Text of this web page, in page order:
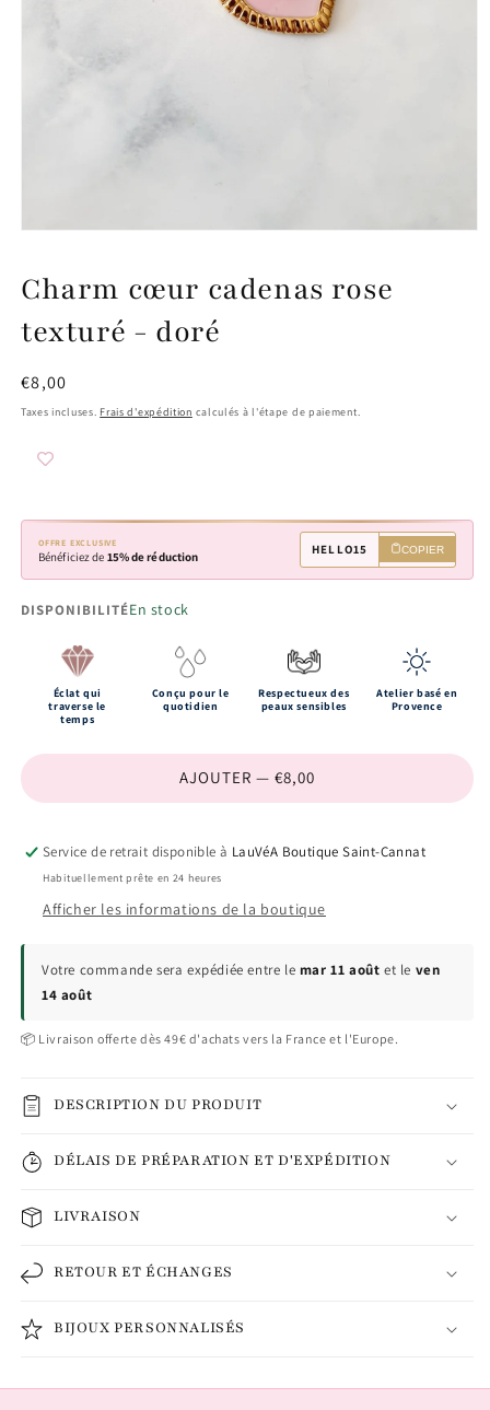
1
dans
fenêtre
Charm cœur cadenas rose
texturé - doré
Prix
habituel
€8,00
Taxes incluses. Frais d'expédition calculés à l'étape de paiement.
OFFRE EXCLUSIVE
Bénéficiez de 15% de réduction HELLO15 COPIER
DISPONIBILITÉEn stock
Éclat qui
traverse le
temps
Conçu pour le
quotidien
Respectueux des
peaux sensibles
Atelier basé en
Provence
AJOUTER — €8,00
Service de retrait disponible à LauVéA Boutique Saint-Cannat
Habituellement prête en 24 heures
Afficher les informations de la boutique
Votre commande sera expédiée entre le mar 11 août et le ven
14 août
📦 Livraison offerte dès 49€ d'achats vers la France et l'Europe.
DESCRIPTION DU PRODUIT
DÉLAIS DE PRÉPARATION ET D'EXPÉDITION
LIVRAISON
RETOUR ET ÉCHANGES
BIJOUX PERSONNALISÉS